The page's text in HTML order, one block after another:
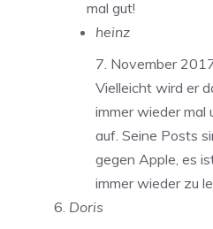
mal gut!
heinz
7. November
Vielleicht wird er
immer wieder mal
auf. Seine Posts
gegen Apple, es
immer wieder zu
Doris